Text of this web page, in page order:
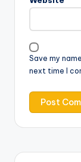
Save my
next time I